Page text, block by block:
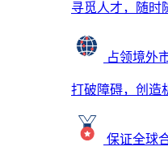
寻觅人才，随时
占领境外
打破障碍，创造
保证全球